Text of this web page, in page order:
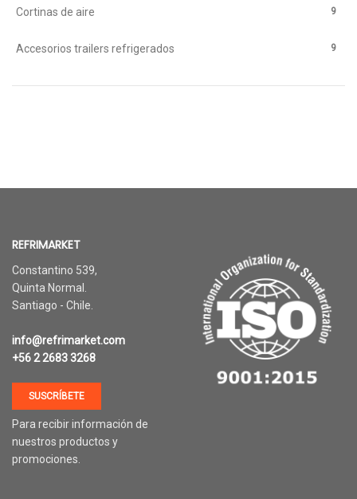
Cortinas de aire 9
Accesorios trailers refrigerados 9
REFRIMARKET
Constantino 539,
Quinta Normal.
Santiago - Chile.
info@refrimarket.com
+56 2 2683 3268
SUSCRÍBETE
Para recibir información de
nuestros productos y
promociones.